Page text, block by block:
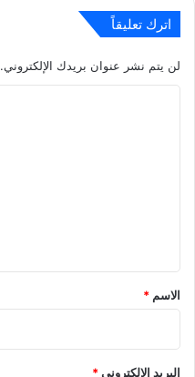
اترك تعليقاً
لن يتم نشر عنوان بريدك الإلكتروني.
*
الاسم *
البريد الإلكتروني*